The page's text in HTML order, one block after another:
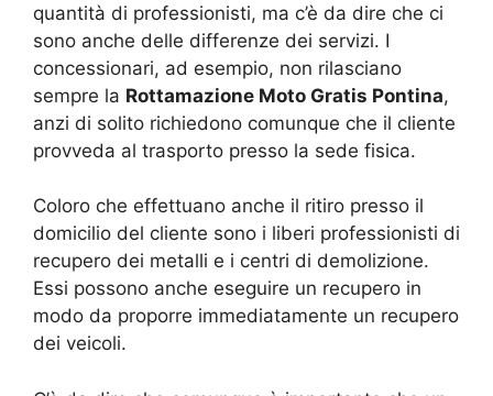
quantità di professionisti, ma c’è da dire che ci
sono anche delle differenze dei servizi. I
concessionari, ad esempio, non rilasciano
sempre la Rottamazione Moto Gratis Pontina,
anzi di solito richiedono comunque che il cliente
provveda al trasporto presso la sede fisica.
Coloro che effettuano anche il ritiro presso il
domicilio del cliente sono i liberi professionisti di
recupero dei metalli e i centri di demolizione.
Essi possono anche eseguire un recupero in
modo da proporre immediatamente un recupero
dei veicoli.